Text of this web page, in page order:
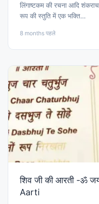
लिंगाष्टकम की रचना आदि
रूप की स्तुति में एक भक्ति…
8 months पहले
शिव जी की आरती -ॐ
Aarti